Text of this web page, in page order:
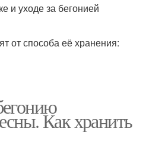
и уходе за бегонией
от способа её хранения:
Как хранить